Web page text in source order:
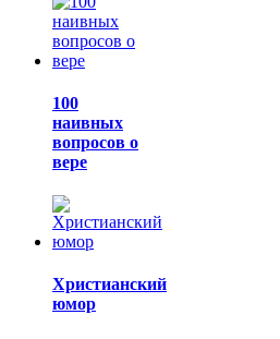
100
наивных
вопросов о
вере
Христианский
юмор